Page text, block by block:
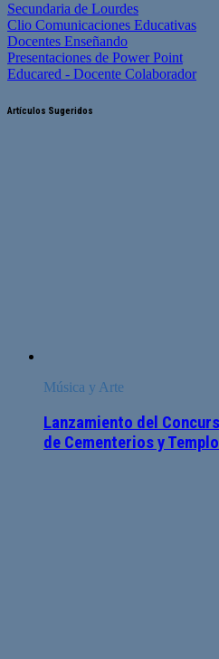
Secundaria de Lourdes
Clio Comunicaciones Educativas
Docentes Enseñando
Presentaciones de Power Point
Educared - Docente Colaborador
Artículos Sugeridos
Música y Arte
Lanzamiento del
de Cementerios y